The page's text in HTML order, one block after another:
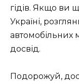
гідів. Якщо ви
Україні,
автомобільних
досвід.
Подорожуй,